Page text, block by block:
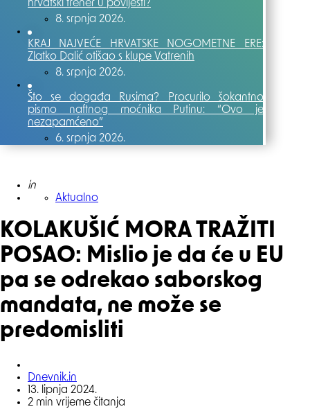
hrvatski trener u povijesti?
8. srpnja 2026.
KRAJ NAJVEĆE HRVATSKE NOGOMETNE ERE:
Zlatko Dalić otišao s klupe Vatrenih
8. srpnja 2026.
Što se događa Rusima? Procurilo šokantno
pismo naftnog moćnika Putinu: “Ovo je
nezapamćeno”
6. srpnja 2026.
Posted
in
Aktualno
KOLAKUŠIĆ MORA TRAŽITI
POSAO: Mislio je da će u EU
pa se odrekao saborskog
mandata, ne može se
predomisliti
Posted
by
Dnevnik.in
13. lipnja 2024.
2 min vrijeme čitanja